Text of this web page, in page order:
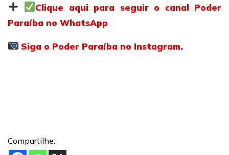
Clique aqui para seguir o canal Poder
Paraíba no WhatsApp
Siga o Poder Paraíba no Instagram.
Compartilhe: